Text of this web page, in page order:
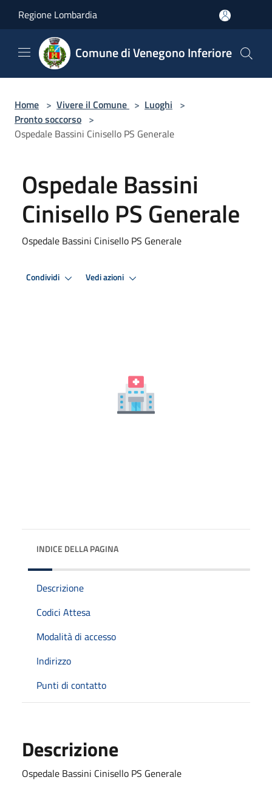
Regione Lombardia
Comune di Venegono Inferiore
Home > Vivere il Comune > Luoghi >
Pronto soccorso >
Ospedale Bassini Cinisello PS Generale
Ospedale Bassini
Cinisello PS Generale
Ospedale Bassini Cinisello PS Generale
Condividi Vedi azioni
INDICE DELLA PAGINA
Descrizione
Codici Attesa
Modalità di accesso
Indirizzo
Punti di contatto
Descrizione
Ospedale Bassini Cinisello PS Generale